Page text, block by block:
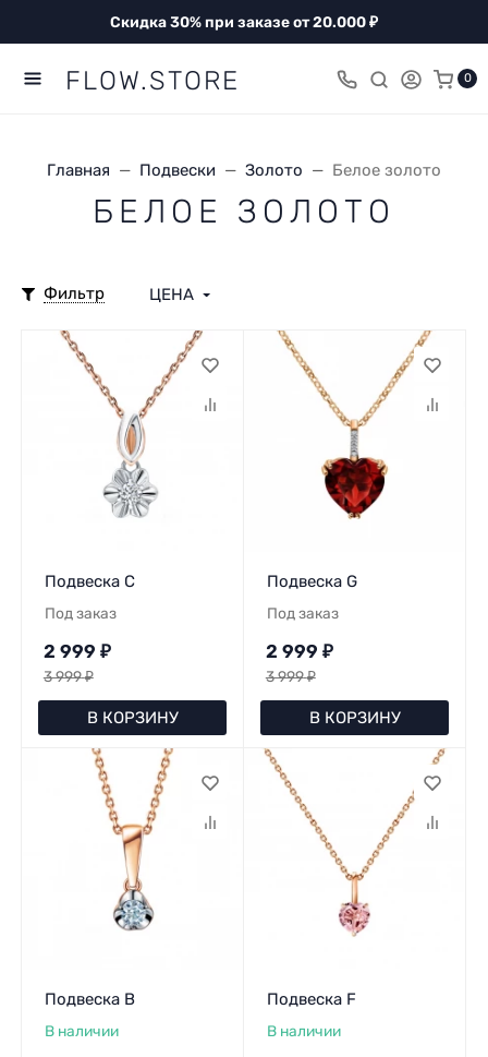
Скидка 30% при заказе от 20.000 ₽
FLOW.STORE 0
Главная Подвески Золото Белое золото
БЕЛОЕ ЗОЛОТО
Фильтр ЦЕНА
Подвеска C
Под заказ
2 999 ₽
3 999₽
В КОРЗИНУ
Подвеска G
Под заказ
2 999 ₽
3 999₽
В КОРЗИНУ
Подвеска B
В наличии
Подвеска F
В наличии